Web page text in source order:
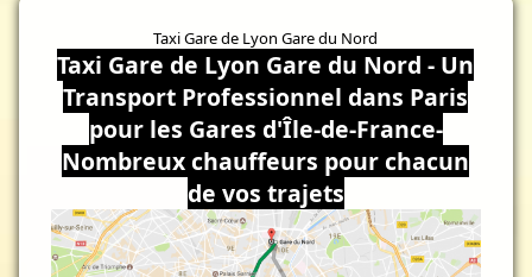
Taxi Gare de Lyon Gare du Nord
Taxi Gare de Lyon Gare du Nord - Un
Transport Professionnel dans Paris
pour les Gares d'Île-de-France-
Nombreux chauffeurs pour chacun
de vos trajets